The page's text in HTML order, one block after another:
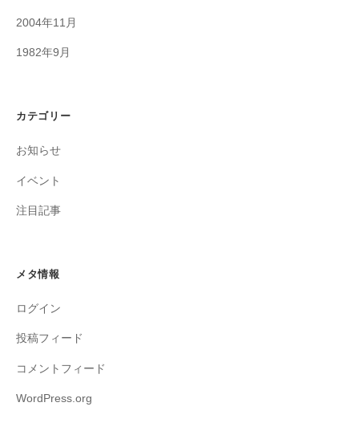
2004年11月
1982年9月
カテゴリー
お知らせ
イベント
注目記事
メタ情報
ログイン
投稿フィード
コメントフィード
WordPress.org